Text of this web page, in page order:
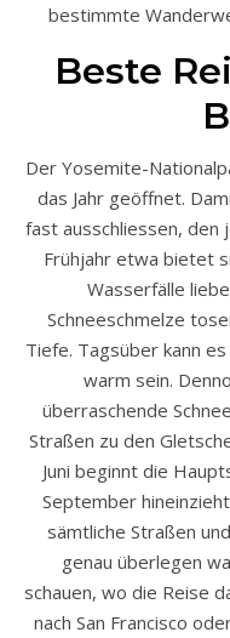
bestimmte
Beste
Der Yosemite-
das Jahr geöffnet.
fast ausschliessen, den
Frühjahr etwa bietet
Wasserfälle
Schneeschmelze
Tiefe. Tagsüber kann
warm sein.
überraschende
Straßen zu den
Juni beginnt die
September
sämtliche Straßen
genau überlegen
schauen, wo die Reise
nach San Francisco